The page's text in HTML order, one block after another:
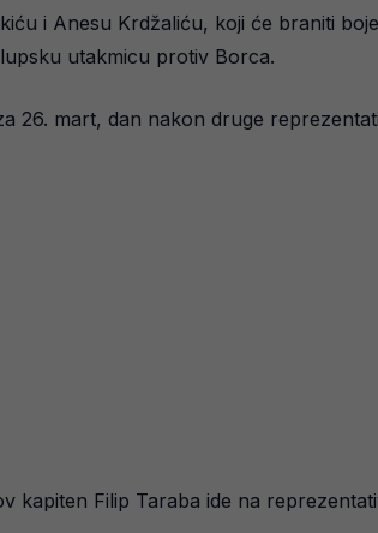
i Anesu Krdžaliću, koji će braniti
utakmicu protiv Borca.
26. mart, dan nakon druge
kapiten Filip Taraba ide na